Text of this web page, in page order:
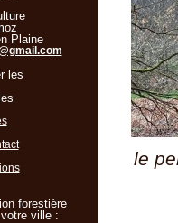
le
Plaine
les
forestière
ville :